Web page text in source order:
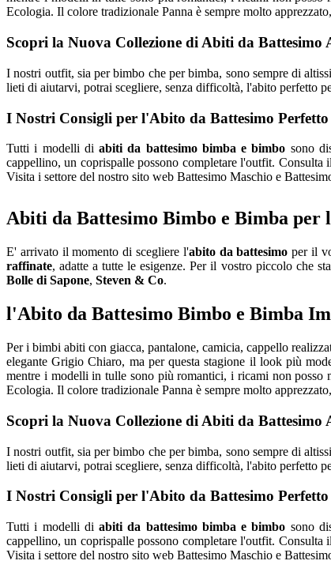
Ecologia. Il colore tradizionale Panna è sempre molto
Scopri la Nuova Collezione di Abiti da Battesimo
I nostri outfit, sia per bimbo che per bimba, sono sempre di
lieti di aiutarvi, potrai scegliere, senza difficoltà, l'abito perfetto
I Nostri Consigli per l'Abito da Battesimo Perfetto
Tutti i modelli di abiti da battesimo bimba e bimbo sono
cappellino, un coprispalle possono completare l'outfit.
Visita i settore del nostro sito web Battesimo Maschio e
Abiti da Battesimo Bimbo e Bimba per
E' arrivato il momento di scegliere l'abito da battesimo per il
raffinate, adatte a tutte le esigenze. Per il vostro piccolo che
Bolle di Sapone, Steven & Co.
l'Abito da Battesimo Bimbo e Bimba
Per i bimbi abiti con giacca, pantalone, camicia, cappello
elegante Grigio Chiaro, ma per questa stagione il look più
mentre i modelli in tulle sono più romantici, i ricami non posso
Ecologia. Il colore tradizionale Panna è sempre molto
Scopri la Nuova Collezione di Abiti da Battesimo
I nostri outfit, sia per bimbo che per bimba, sono sempre di
lieti di aiutarvi, potrai scegliere, senza difficoltà, l'abito perfetto
I Nostri Consigli per l'Abito da Battesimo Perfetto
Tutti i modelli di abiti da battesimo bimba e bimbo sono
cappellino, un coprispalle possono completare l'outfit.
Visita i settore del nostro sito web Battesimo Maschio e